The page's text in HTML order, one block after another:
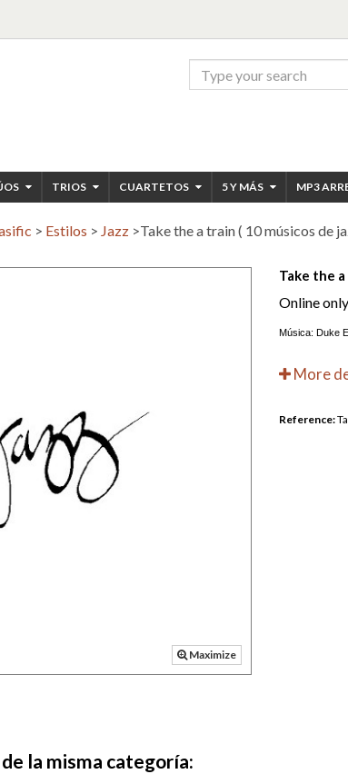
TRIOS CUARTETOS 5 Y MÁS MP3
> Estilos > Jazz >Take the a train ( 10 músicos de
Maximize
Take the
Online only
Música: Duke
More
Reference:
la misma categoría: